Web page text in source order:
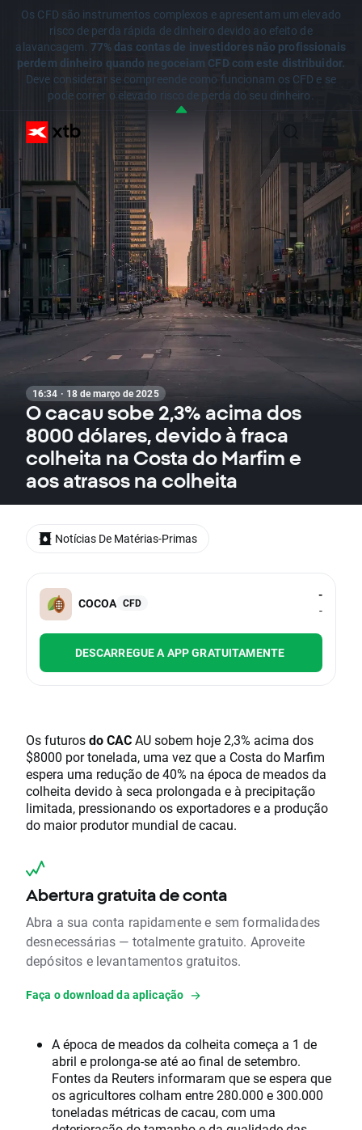
Os CFD são instrumentos complexos e apresentam um elevado
risco de perda rápida de dinheiro devido ao efeito de
alavancagem. 77% das contas de investidores não profissionais
perdem dinheiro quando negoceiam CFD com este distribuidor.
Deve considerar se compreende como funcionam os CFD e se
pode correr o elevado risco de perda do seu dinheiro.
16:34 · 18 de março de 2025
O cacau sobe 2,3% acima dos
8000 dólares, devido à fraca
colheita na Costa do Marfim e
aos atrasos na colheita
COCOA CFD
-
-
DESCARREGUE A APP GRATUITAMENTE
Os futurosdo CACAU sobem hoje 2,3% acima dos
$8000 por tonelada, uma vez que a Costa do Marfim
espera uma redução de 40% na época de meados da
colheita devido à seca prolongada e à precipitação
limitada, pressionando os exportadores e a produção
do maior produtor mundial de cacau.
Abertura gratuita de conta
Abra a sua conta rapidamente e sem formalidades
desnecessárias — totalmente gratuito. Aproveite
depósitos e levantamentos gratuitos.
Faça o download da aplicação
A época de meados da colheita começa a 1 de
abril e prolonga-se até ao final de setembro.
Fontes da Reuters informaram que se espera que
os agricultores colham entre 280.000 e 300.000
toneladas métricas de cacau, com uma
Notícias De Matérias-Primas